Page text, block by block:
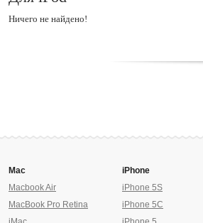
Ничего не найдено!
Mac
Macbook Air
MacBook Pro Retina
iPhone
iPhone 5S
iPhone 5C